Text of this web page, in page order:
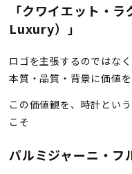
「クワイエット・
Luxury）」
ロゴを主張するのではなく
本質・品質・背景に価値を
この価値観を、時計とい
こそ
パルミジャーニ・フ